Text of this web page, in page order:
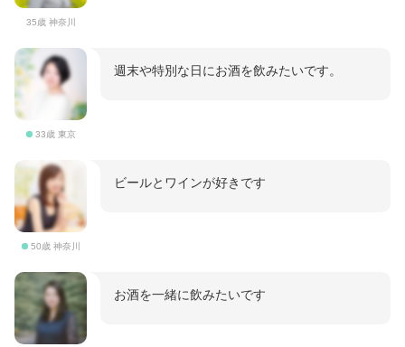
35歳 神奈川
33歳 東京
週末や特別な日にお酒を飲みたいです。
50歳 神奈川
ビールとワインが好きです
お酒を一緒に飲みたいです